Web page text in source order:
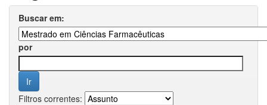
Buscar em:
por
Filtros correntes: